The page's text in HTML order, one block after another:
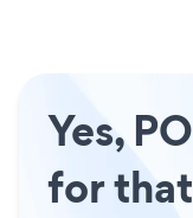
Yes,
for